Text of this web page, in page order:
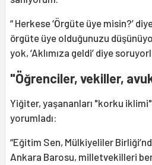
“ Herkese ‘Örgüte üye misin?’
örgüte üye olduğunuzu
yok, ‘Aklımıza geldi’ diye
"Öğrenciler, vekiller,
Yiğiter, yaşananları "korku
yorumladı:
“Eğitim Sen, Mülkiyeliler
Ankara Barosu, milletvekilleri